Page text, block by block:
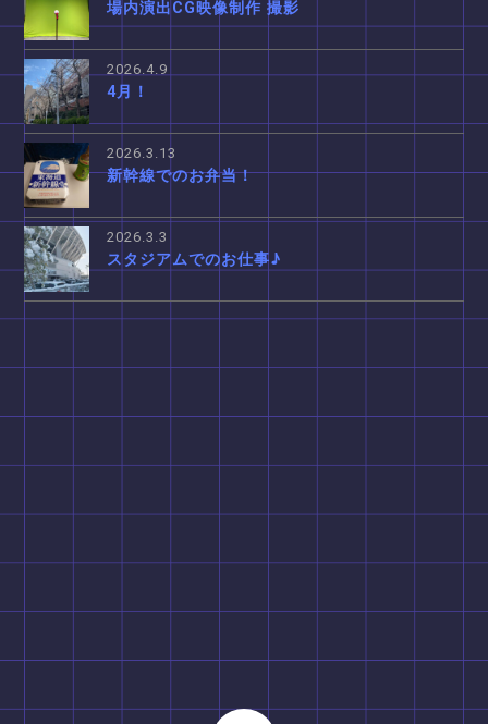
場内演出CG映像制作 撮影
2026.4.9
4月！
2026.3.13
新幹線でのお弁当！
2026.3.3
スタジアムでのお仕事♪